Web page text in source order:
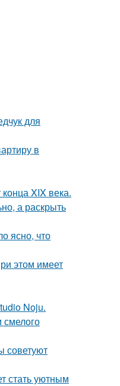
для
в
XIX века.
а раскрыть
ясно, что
этом имеет
Noju.
смелого
советуют
стать уютным